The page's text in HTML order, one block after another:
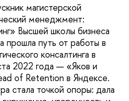
магистерской
менеджмент:
Высшей школы бизнеса
путь от работы в
консалтинга в
2022 года — «Яков и
of Retention в Яндексе.
стала точкой опоры: дала